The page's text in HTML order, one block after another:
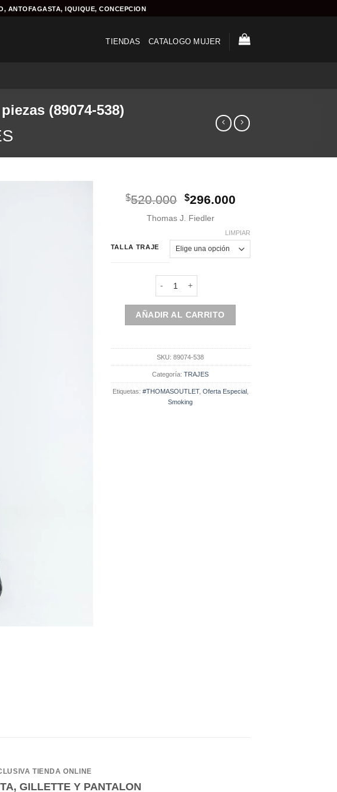
ANTOFAGASTA, IQUIQUE, CONCEPCION
TIENDAS CATALOGO MUJER
(89074-538)
$520.000 El
original
$520.000.
$296.000El
es:
$296.000.
Thomas J. Fiedler
TALLA TRAJE
LIMPIAR
AÑADIR AL CARRITO
SKU:89074-538
Categoría:TRAJES
Etiquetas: #THOMASOUTLET, Oferta Especial ,
Smoking
TIENDA ONLINE
GILLETTE Y PANTALON